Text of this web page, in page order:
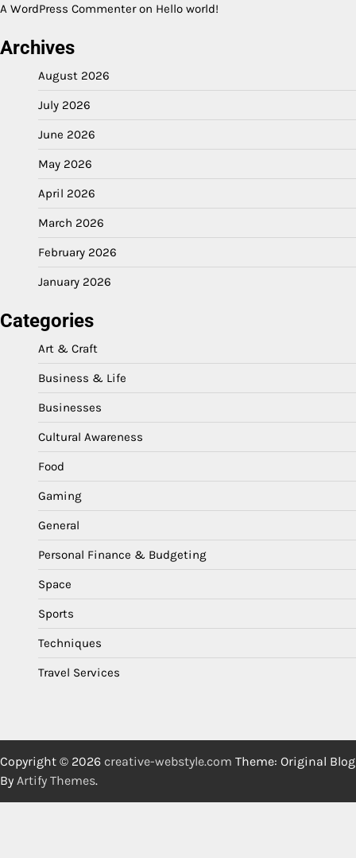
A WordPress Commenteron Hello world!
Archives
August 2026
July 2026
June 2026
May 2026
April 2026
March 2026
February 2026
January 2026
Categories
Art & Craft
Business & Life
Businesses
Cultural Awareness
Food
Gaming
General
Personal Finance & Budgeting
Space
Sports
Techniques
Travel Services
Copyright © 2026 creative-webstyle.com Theme: Original Blog
By Artify Themes.